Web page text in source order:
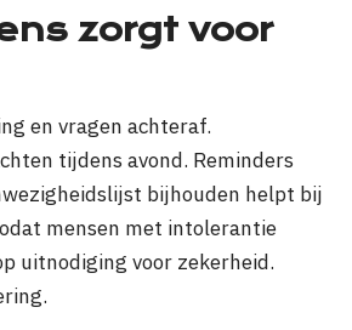
zorgt voor
en vragen achteraf.
tijdens avond. Reminders
bijhouden helpt bij
mensen met intolerantie
uitnodiging voor zekerheid.